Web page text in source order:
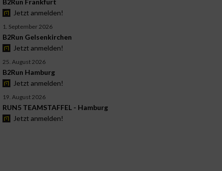
B2Run Frankfurt
Jetzt anmelden!
1. September 2026
B2Run Gelsenkirchen
Jetzt anmelden!
25. August 2026
B2Run Hamburg
Jetzt anmelden!
19. August 2026
RUN5 TEAMSTAFFEL - Hamburg
Jetzt anmelden!